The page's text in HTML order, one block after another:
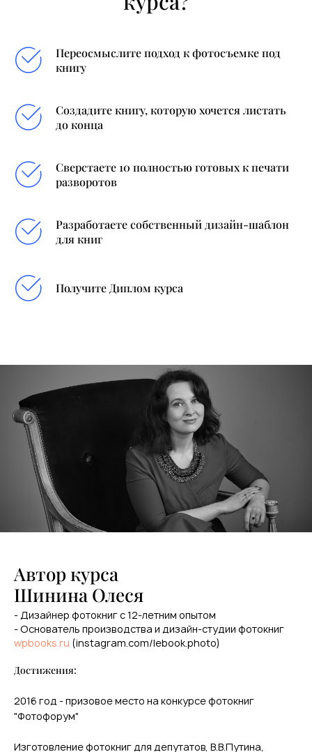
Переосмыслите подход к фотосъемке под
книгу
Создадите книгу, которую хочется листать
до конца
Сверстаете 10 полностью готовых к печати
разворотов
Разработаете собственный дизайн-шаблон
для книг
Получите Диплом курса
Автор курса
Шинина Олеся
- Дизайнер фотокниг с 12-летним опытом
- Основатель производства и дизайн-студии фотокниг
wpbooks.ru (instagram.com/lebook.photo)
Достижения:
2016 год - призовое место на конкурсе фотокниг
"Фотофорум"
Изготовление фотокниг для депутатов, В.В.Путина,